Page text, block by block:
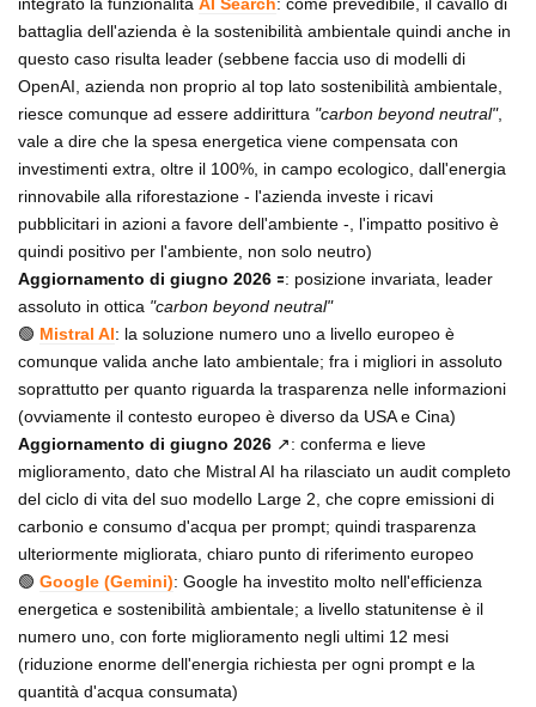
battaglia dell'azienda è la sostenibilità ambientale quindi anche in
questo caso risulta leader (sebbene faccia uso di modelli di
OpenAI, azienda non proprio al top lato sostenibilità ambientale,
riesce comunque ad essere addirittura "carbon beyond neutral",
vale a dire che la spesa energetica viene compensata con
investimenti extra, oltre il 100%, in campo ecologico, dall'energia
rinnovabile alla riforestazione - l'azienda investe i ricavi
pubblicitari in azioni a favore dell'ambiente -, l'impatto positivo è
quindi positivo per l'ambiente, non solo neutro)
Aggiornamento di giugno 2026 🟰: posizione invariata, leader
assoluto in ottica "carbon beyond neutral"
🟢 Mistral AI: la soluzione numero uno a livello europeo è
comunque valida anche lato ambientale; fra i migliori in assoluto
soprattutto per quanto riguarda la trasparenza nelle informazioni
(ovviamente il contesto europeo è diverso da USA e Cina)
Aggiornamento di giugno 2026 ↗️: conferma e lieve
miglioramento, dato che Mistral AI ha rilasciato un audit completo
del ciclo di vita del suo modello Large 2, che copre emissioni di
carbonio e consumo d'acqua per prompt; quindi trasparenza
ulteriormente migliorata, chiaro punto di riferimento europeo
🟢 Google (Gemini): Google ha investito molto nell'efficienza
energetica e sostenibilità ambientale; a livello statunitense è il
numero uno, con forte miglioramento negli ultimi 12 mesi
(riduzione enorme dell'energia richiesta per ogni prompt e la
quantità d'acqua consumata)